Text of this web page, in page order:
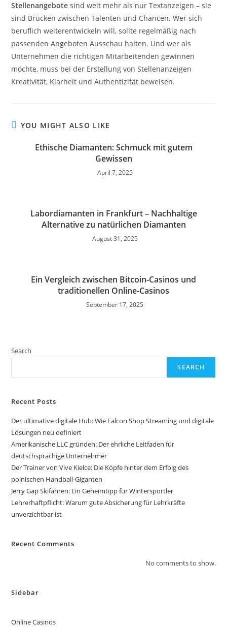
Stellenangebote sind weit mehr als nur Textanzeigen – sie
sind Brücken zwischen Talenten und Chancen. Wer sich
beruflich weiterentwickeln will, sollte regelmäßig nach
passenden Angeboten Ausschau halten. Und wer als
Unternehmen die richtigen Mitarbeitenden gewinnen
möchte, muss bei der Erstellung von Stellenanzeigen
Kreativität, Klarheit und Authentizität beweisen.
YOU MIGHT ALSO LIKE
Ethische Diamanten: Schmuck mit gutem
Gewissen
April 7, 2025
Labor­diamanten in Frankfurt – Nachhaltige
Alternative zu natürlichen Diamanten
August 31, 2025
Ein Vergleich zwischen Bitcoin-Casinos und
traditionellen Online-Casinos
September 17, 2025
Search
SEARCH
Recent Posts
Der ultimative digitale Hub: Wie Falcon Shop Streaming und digitale
Lösungen neu definiert
Amerikanische LLC gründen: Der ehrliche Leitfaden für
deutschsprachige Unternehmer
Der Trainer von Vive Kielce: Die Köpfe hinter dem Erfolg des
polnischen Handball-Giganten
Jerry Gap Skifahren: Ein Geheimtipp für Wintersportler
Lehrerhaftpflicht: Warum gute Absicherung für Lehrkräfte
unverzichtbar ist
Recent Comments
No comments to show.
Sidebar
Online Casinos